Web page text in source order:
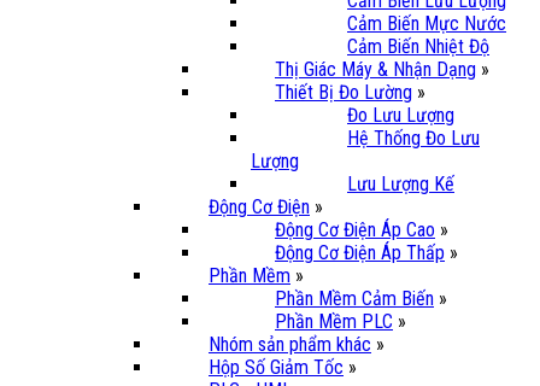
Cảm Biến Mực Nước
Cảm Biến Nhiệt Độ
Thị Giác Máy & Nhận Dạng »
Thiết Bị Đo Lường »
Đo Lưu Lượng
Hệ Thống Đo Lưu
Lượng
Lưu Lượng Kế
Động Cơ Điện »
Động Cơ Điện Áp Cao »
Động Cơ Điện Áp Thấp »
Phần Mềm »
Phần Mềm Cảm Biến »
Phần Mềm PLC »
Nhóm sản phẩm khác »
Hộp Số Giảm Tốc »